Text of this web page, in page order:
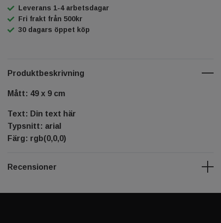
Leverans 1-4 arbetsdagar
Fri frakt från 500kr
30 dagars öppet köp
Produktbeskrivning
Mått: 49 x 9 cm
Text: Din text här
Typsnitt: arial
Färg: rgb(0,0,0)
Recensioner